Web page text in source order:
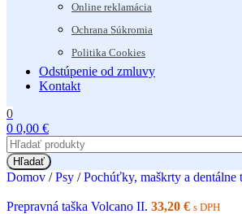
Online reklamácia
Ochrana Súkromia
Politika Cookies
Odstúpenie od zmluvy
Kontakt
0
0 0,00 €
Hľadať
Domov / Psy / Pochúťky, maškrty a dentálne
Prepravná taška Volcano II. 33,20 € s DPH